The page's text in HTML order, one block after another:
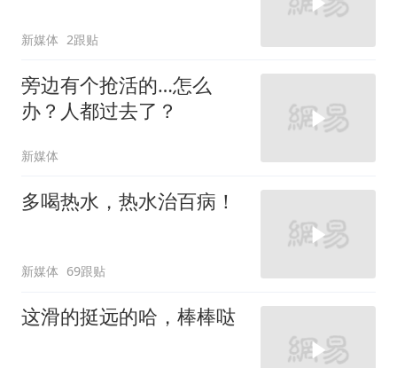
新媒体 2跟贴
旁边有个抢活的…怎么
办？人都过去了？
新媒体
多喝热水，热水治百病！
新媒体 69跟贴
这滑的挺远的哈，棒棒哒